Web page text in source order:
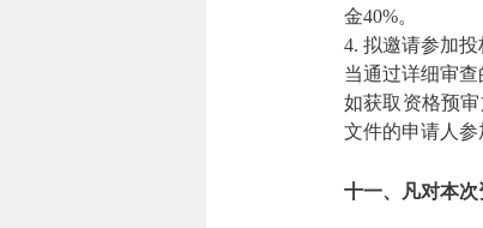
金40%。
4. 拟邀请参加投
当通过详细审查
如获取资格预
文件的申请人参
十一、凡对本